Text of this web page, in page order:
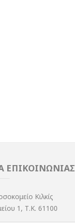
ΕΠΙΚΟΙΝΩΝΙΑΣ
Κιλκίς
1, Τ.Κ. 61100